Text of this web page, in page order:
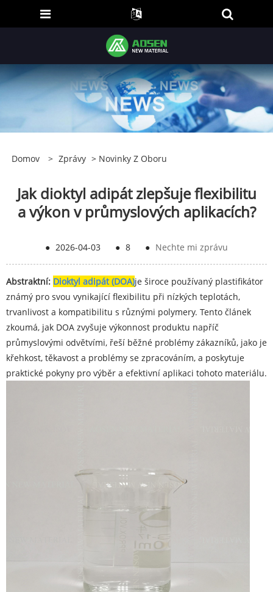
Domov > Zprávy > Novinky Z Oboru
Jak dioktyl adipát zlepšuje flexibilitu
a výkon v průmyslových aplikacích?
● 2026-04-03 ● 8 ● Nechte mi zprávu
Abstraktní: Dioktyl adipát (DOA)je široce používaný plastifikátor
známý pro svou vynikající flexibilitu při nízkých teplotách,
trvanlivost a kompatibilitu s různými polymery. Tento článek
zkoumá, jak DOA zvyšuje výkonnost produktu napříč
průmyslovými odvětvími, řeší běžné problémy zákazníků, jako je
křehkost, těkavost a problémy se zpracováním, a poskytuje
praktické pokyny pro výběr a efektivní aplikaci tohoto materiálu.